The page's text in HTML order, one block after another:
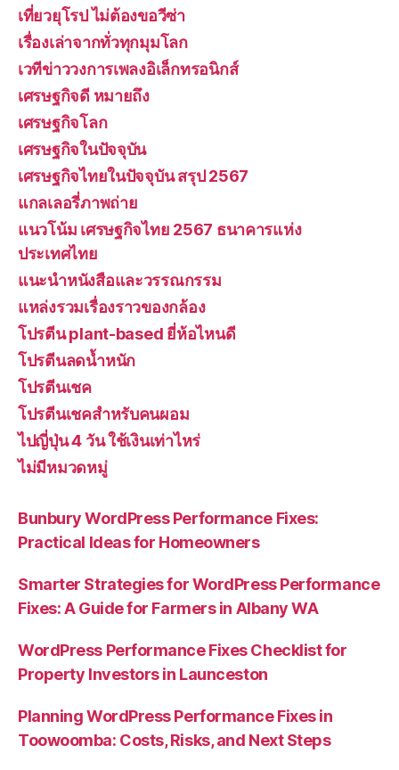
เที่ยวยุโรป ไม่ต้องขอวีซ่า
เรื่องเล่าจากทั่วทุกมุมโลก
เวทีข่าววงการเพลงอิเล็กทรอนิกส์
เศรษฐกิจดี หมายถึง
เศรษฐกิจโลก
เศรษฐกิจในปัจจุบัน
เศรษฐกิจไทยในปัจจุบัน สรุป 2567
แกลเลอรี่ภาพถ่าย
แนวโน้ม เศรษฐกิจไทย 2567 ธนาคารแห่ง
ประเทศไทย
แนะนำหนังสือและวรรณกรรม
แหล่งรวมเรื่องราวของกล้อง
โปรตีน plant-based ยี่ห้อไหนดี
โปรตีนลดน้ำหนัก
โปรตีนเชค
โปรตีนเชคสำหรับคนผอม
ไปญี่ปุ่น 4 วัน ใช้เงินเท่าไหร่
ไม่มีหมวดหมู่
Bunbury WordPress Performance Fixes:
Practical Ideas for Homeowners
Smarter Strategies for WordPress Performance
Fixes: A Guide for Farmers in Albany WA
WordPress Performance Fixes Checklist for
Property Investors in Launceston
Planning WordPress Performance Fixes in
Toowoomba: Costs, Risks, and Next Steps